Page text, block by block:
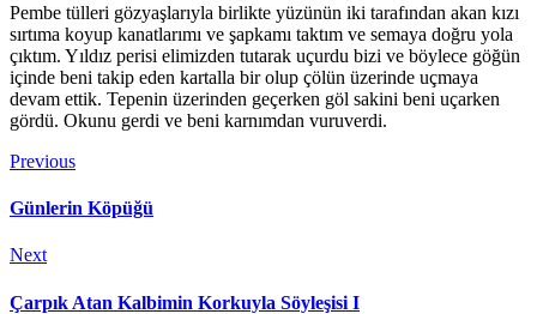
Pembe tülleri gözyaşlarıyla birlikte yüzünün iki tarafından akan kızı
sırtıma koyup kanatlarımı ve şapkamı taktım ve semaya doğru yola
çıktım. Yıldız perisi elimizden tutarak uçurdu bizi ve böylece göğün
içinde beni takip eden kartalla bir olup çölün üzerinde uçmaya
devam ettik. Tepenin üzerinden geçerken göl sakini beni uçarken
gördü. Okunu gerdi ve beni karnımdan vuruverdi.
Previous
Günlerin Köpüğü
Next
Çarpık Atan Kalbimin Korkuyla Söyleşisi I